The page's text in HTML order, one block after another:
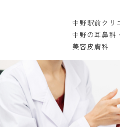
中野駅前クリ
中野の耳鼻科
美容皮膚科